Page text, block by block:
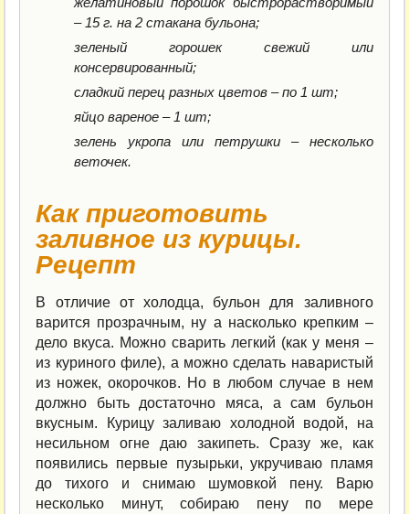
– 15 г. на 2 стакана бульона;
зеленый горошек свежий или
консервированный;
сладкий перец разных цветов – по 1 шт;
яйцо вареное – 1 шт;
зелень укропа или петрушки – несколько
веточек.
Как приготовить
заливное из курицы.
Рецепт
В отличие от холодца, бульон для заливного
варится прозрачным, ну а насколько крепким –
дело вкуса. Можно сварить легкий (как у меня –
из куриного филе), а можно сделать наваристый
из ножек, окорочков. Но в любом случае в нем
должно быть достаточно мяса, а сам бульон
вкусным. Курицу заливаю холодной водой, на
несильном огне даю закипеть. Сразу же, как
появились первые пузырьки, укручиваю пламя
до тихого и снимаю шумовкой пену. Варю
несколько минут, собираю пену по мере